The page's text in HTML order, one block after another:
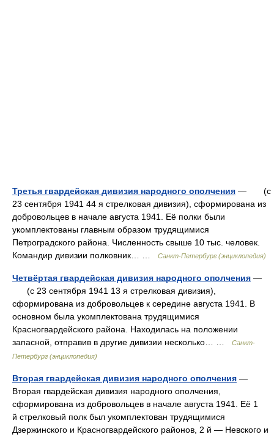
Третья гвардейская дивизия народного ополчения — (с
23 сентября 1941 44 я стрелковая дивизия), сформирована из
добровольцев в начале августа 1941. Её полки были
укомплектованы главным образом трудящимися
Петроградского района. Численность свыше 10 тыс. человек.
Командир дивизии полковник… …
Санкт-Петербург (энциклопедия)
Четвёртая гвардейская дивизия народного ополчения —
(с 23 сентября 1941 13 я стрелковая дивизия),
сформирована из добровольцев к середине августа 1941. В
основном была укомплектована трудящимися
Красногвардейского района. Находилась на положении
запасной, отправив в другие дивизии несколько… …
Санкт-
Петербург (энциклопедия)
Вторая гвардейская дивизия народного ополчения —
Вторая гвардейская дивизия народного ополчения,
сформирована из добровольцев в начале августа 1941. Её 1
й стрелковый полк был укомплектован трудящимися
Дзержинского и Красногвардейского районов, 2 й — Невского и